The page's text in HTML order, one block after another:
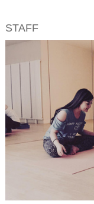
STAFF